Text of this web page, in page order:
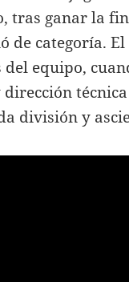
tras ganar la
de categoría.
equipo,
división y